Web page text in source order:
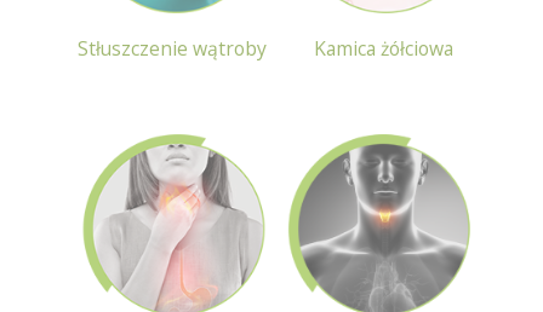
Stłuszczenie wątroby Kamica żółciowa